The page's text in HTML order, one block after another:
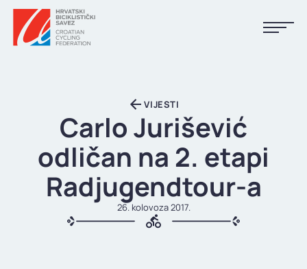
KALENDAR
REZULTATI
KLUBOVI
TIJELA HBS-A
VIJESTI
Carlo Jurišević
odličan na 2. etapi
Radjugendtour-a
26. kolovoza 2017.